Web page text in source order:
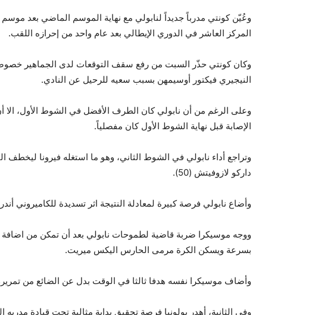
وعُيّن كونتي مدرباً جديداً لنابولي مع نهاية الموسم الماضي بعد
المركز العاشر في الدوري الإيطالي بعد عام واحد من إحرازه اللقب.
وكان كونتي حذّر السبت من رفع سقف التوقعات لدى الجماهير
النيجيري فيكتور أوسيمهن بسبب سعيه للرحيل عن النادي.
وعلى الرغم من أن نابولي كان الطرف الأفضل في الشوط الأول، الا
الإصابة قبل نهاية الشوط الأول كان مفصلياً.
وتراجع أداء نابولي في الشوط الثاني، وهو ما استغله فيرونا
داركو لازوفيتش (50).
وأضاع نابولي فرصة كبيرة لمعادلة النتيجة اثر تسديدة للكاميروني
ووجه موسيكرا ضربة قاضية لطموحات نابولي بعد أن تمكن من اضافة
بسرعة ويسكن الكرة مرمى الحارس اليكس ميريت.
وأضاف موسيكرا نفسه هدفا ثالثا في الوقت بدل عن الضائع من
وفي الثانية، أهدر بولونيا فرصة تحقيق بداية مثالية تحت قيادة مدربه